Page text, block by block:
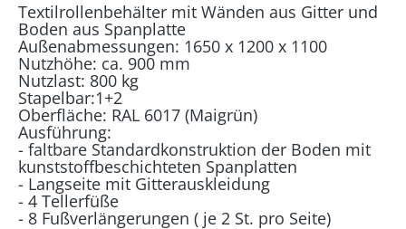
Textilrollenbehälter mit Wänden aus Gitter und
Boden aus Spanplatte
Außenabmessungen: 1650 x 1200 x 1100
Nutzhöhe: ca. 900 mm
Nutzlast: 800 kg
Stapelbar:1+2
Oberfläche: RAL 6017 (Maigrün)
Ausführung:
- faltbare Standardkonstruktion der Boden mit
kunststoffbeschichteten Spanplatten
- Langseite mit Gitterauskleidung
- 4 Tellerfüße
- 8 Fußverlängerungen ( je 2 St. pro Seite)